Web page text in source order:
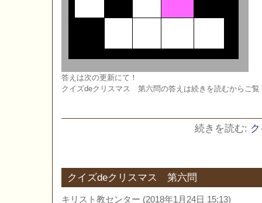
答えは次の更新にて！
クイズdeクリスマス 第六問の答えは続きを読むからご覧
続きを読む:
クイズdeクリスマス 第六問
キリスト教センター (2018年1月24日 15:13)